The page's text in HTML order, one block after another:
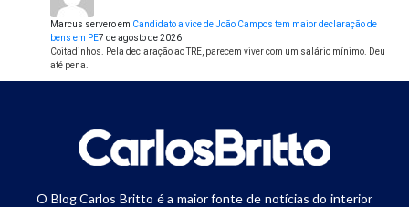
Marcus serveroem Candidato a vice de João Campos tem maior declaração de
bens em PE7 de agosto de 2026
Coitadinhos. Pela declaração ao TRE, parecem viver com um salário mínimo. Deu
até pena.
O Blog Carlos Britto é a maior fonte de notícias do interior